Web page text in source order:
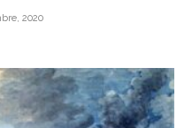
2020